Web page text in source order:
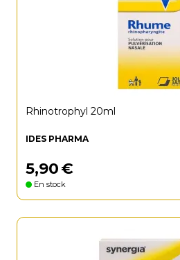
Rhinotrophyl 20ml
IDES PHARMA
5,90€
En stock